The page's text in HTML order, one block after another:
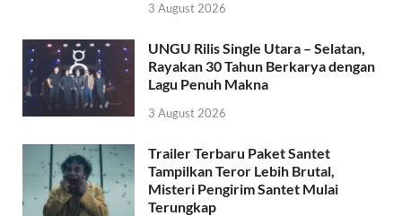
3 August 2026
UNGU Rilis Single Utara – Selatan,
Rayakan 30 Tahun Berkarya dengan
Lagu Penuh Makna
3 August 2026
Trailer Terbaru Paket Santet
Tampilkan Teror Lebih Brutal,
Misteri Pengirim Santet Mulai
Terungkap